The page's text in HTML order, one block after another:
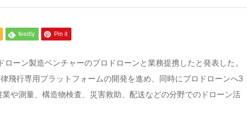
feedly Pin it
ーン製造ベンチャーのプロドローンと業務提携したと発表した。
飛行専用プラットフォームの開発を進め、同時にプロドローンへ3
や測量、構造物検査、災害救助、配送などの分野でのドローン活